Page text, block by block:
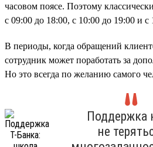
часовом поясе. Поэтому
с 09:00 до 18:00, с 10:00 до 19:00 и с
В периоды, когда обращений
сотрудник может поработать за
Но это всегда по желанию самого
Поддержка
не